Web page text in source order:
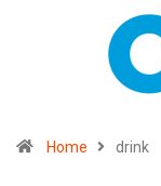
Home drink